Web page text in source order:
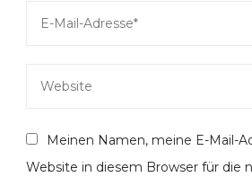
Meinen Namen, meine E-Mail-
Website in diesem Browser für die